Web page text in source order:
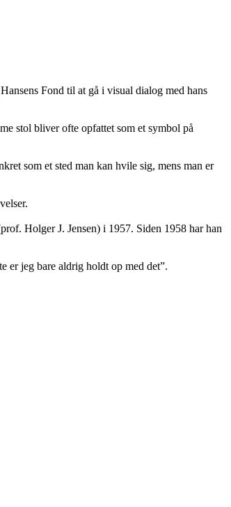
Fond til at gå i visual dialog med hans
stol bliver ofte opfattet som et symbol på
som et sted man kan hvile sig, mens man er
Holger J. Jensen) i 1957. Siden 1958 har han
er jeg bare aldrig holdt op med det”.